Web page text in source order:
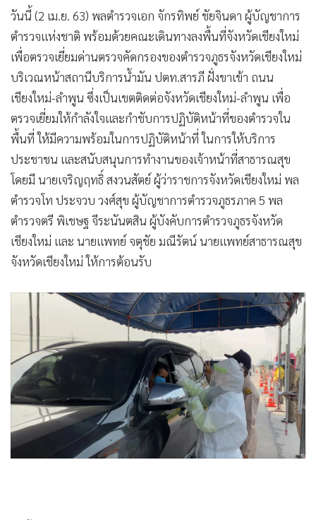
•
กองทุนรวม
• Celeb Online
• Factcheck
• ญี่ปุ่น
• News1
• Gotomanager
วันนี้ (2 เม.ย. 63) พลตำรวจเอก จักรทิพย์ ชัยจินดา ผู้บัญชาการ
ตำรวจแห่งชาติ พร้อมด้วยคณะเดินทางลงพื้นที่จังหวัดเชียงใหม่
เพื่อตรวจเยี่ยมด่านตรวจคัดกรองของตำรวจภูธรจังหวัดเชียงใหม่
บริเวณหน้าสถานีบริการน้ำมัน ปตท.สารภี ฝั่งขาเข้า ถนน
เชียงใหม่-ลำพูน ซึ่งเป็นเขตติดต่อจังหวัดเชียงใหม่-ลำพูน เพื่อ
ตรวจเยี่ยมให้กำลังใจและกำชับการปฏิบัติหน้าที่ของตำรวจใน
พื้นที่ ให้มีความพร้อมในการปฏิบัติหน้าที่ ในการให้บริการ
ประชาชน และสนับสนุนการทำงานของเจ้าหน้าที่สาธารณสุข
โดยมี นายเจริญฤทธิ์ สงวนสัตย์ ผู้ว่าราชการจังหวัดเชียงใหม่ พล
ตำรวจโท ประจวบ วงศ์สุข ผู้บัญชาการตำรวจภูธรภาค 5 พล
ตำรวจตรี พิเชษฐ จีระนันตสิน ผู้บังคับการตำรวจภูธรจังหวัด
เชียงใหม่ และ นายแพทย์ จตุชัย มณีรัตน์ นายแพทย์สาธารณสุข
จังหวัดเชียงใหม่ ให้การต้อนรับ